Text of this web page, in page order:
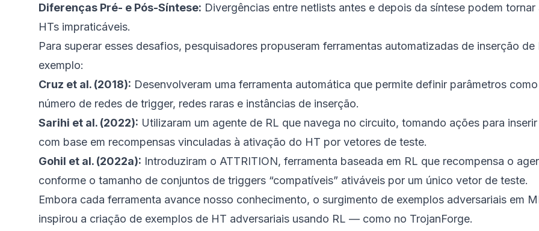
Diferenças Pré- e Pós-Síntese: Divergências entre netlists antes e depois da síntese podem tornar
HTs impraticáveis.
Para superar esses desafios, pesquisadores propuseram ferramentas automatizadas de inserção de
exemplo:
Cruz et al. (2018): Desenvolveram uma ferramenta automática que permite definir parâmetros como
número de redes de trigger, redes raras e instâncias de inserção.
Sarihi et al. (2022): Utilizaram um agente de RL que navega no circuito, tomando ações para
com base em recompensas vinculadas à ativação do HT por vetores de teste.
Gohil et al. (2022a): Introduziram o ATTRITION, ferramenta baseada em RL que recompensa o
conforme o tamanho de conjuntos de triggers “compatíveis” ativáveis por um único vetor de teste.
Embora cada ferramenta avance nosso conhecimento, o surgimento de exemplos adversariais em
inspirou a criação de exemplos de HT adversariais usando RL — como no TrojanForge.